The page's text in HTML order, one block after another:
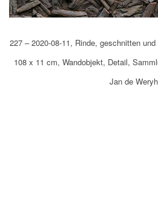
227 – 2020-08-11, Rinde, geschnitten
108 x 11 cm, Wandobjekt, Detail,
Jan de